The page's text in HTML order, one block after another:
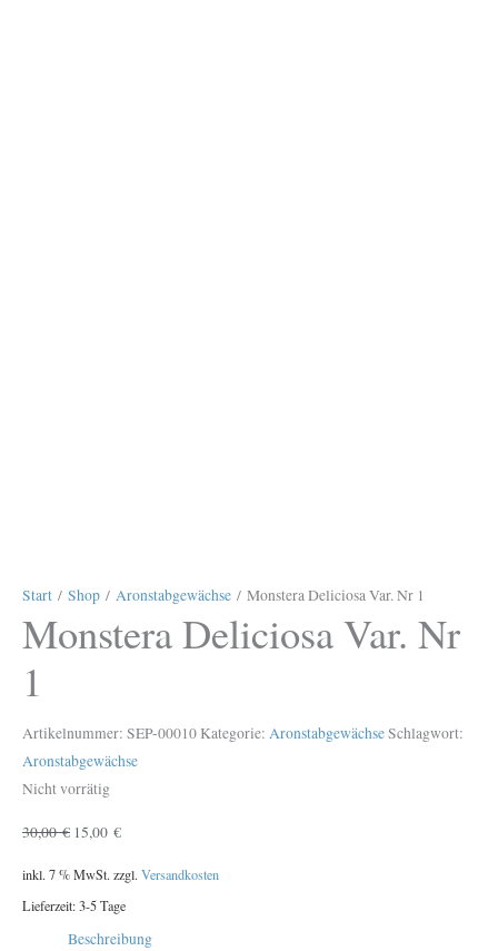
Start / Shop / Aronstabgewächse / Monstera Deliciosa Var. Nr 1
Monstera Deliciosa Var. Nr
1
Artikelnummer: SEP-00010 Kategorie: AronstabgewächseSchlagwort:
Aronstabgewächse
Nicht vorrätig
30,00€ 15,00 €
inkl. 7 % MwSt. zzgl. Versandkosten
Lieferzeit:3-5 Tage
Beschreibung